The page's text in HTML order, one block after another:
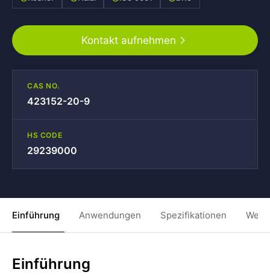
Kontakt aufnehmen
CAS NO.
423152-20-9
HS CODE
29239000
Einführung Anwendungen Spezifikationen
Einführung